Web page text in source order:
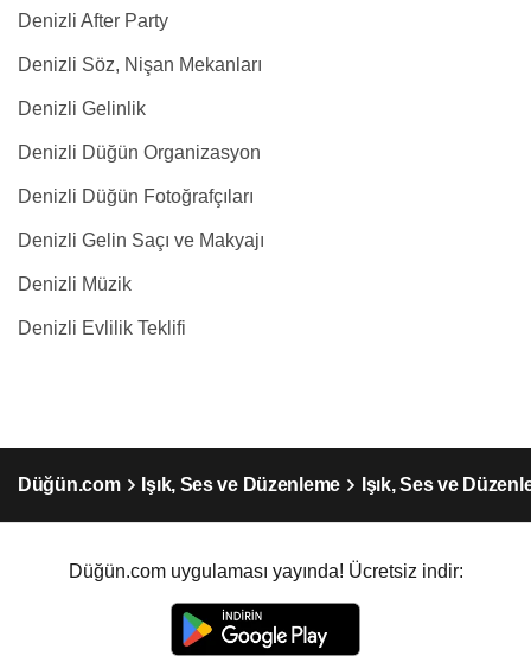
Denizli After Party
Denizli Söz, Nişan Mekanları
Denizli Gelinlik
Denizli Düğün Organizasyon
Denizli Düğün Fotoğrafçıları
Denizli Gelin Saçı ve Makyajı
Denizli Müzik
Denizli Evlilik Teklifi
Düğün.com Işık, Ses ve Düzenleme Işık, Ses ve
Düğün.com uygulaması yayında! Ücretsiz indir: